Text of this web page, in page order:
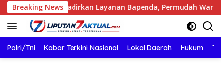
Langsung
ke
konten
Breaking News
Hadirkan Layanan Bapenda, Permudah Warga Bayar Pajak
Polri/Tni Kabar Terkini Nasional Lokal Daerah Hukum